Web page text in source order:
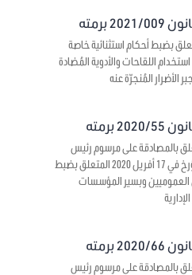
برمته
بضبط أحكام استثنائية خاصة
اللقاحات والأدوية المُضادة
برمته
بالمصادقة على مرسوم رئيس
الحكومة عدد 7 لسنة 2020 المؤرخ في 17 أفريل 2020 المتعلق بضبط
العموميين وبسير المؤسسات
برمته
بالمصادقة على مرسوم رئيس